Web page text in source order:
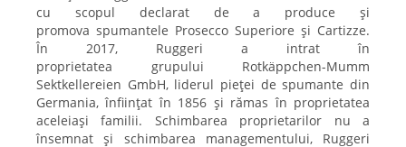
cu scopul declarat de a produce și
promova spumantele Prosecco Superiore și Cartizze.
În 2017, Ruggeri a intrat în
proprietatea grupului Rotkäppchen-Mumm
Sektkellereien GmbH, liderul pieței de spumante din
Germania, înființat în 1856 și rămas în proprietatea
aceleiași familii. Schimbarea proprietarilor nu a
însemnat și schimbarea managementului, Ruggeri